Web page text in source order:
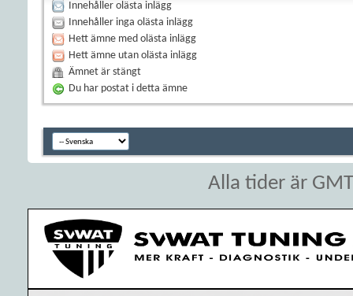
Innehåller olästa inlägg
Innehåller inga olästa inlägg
Hett ämne med olästa inlägg
Hett ämne utan olästa inlägg
Ämnet är stängt
Du har postat i detta ämne
Alla tider är